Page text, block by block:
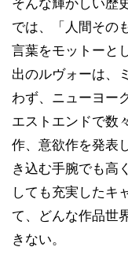
そんな輝かしい歴
では、「人間その
言葉をモットーと
出のルヴォーは、
わず、ニューヨー
エストエンドで数
作、意欲作を発表
き込む手腕でも高
しても充実したキ
て、どんな作品世
きない。